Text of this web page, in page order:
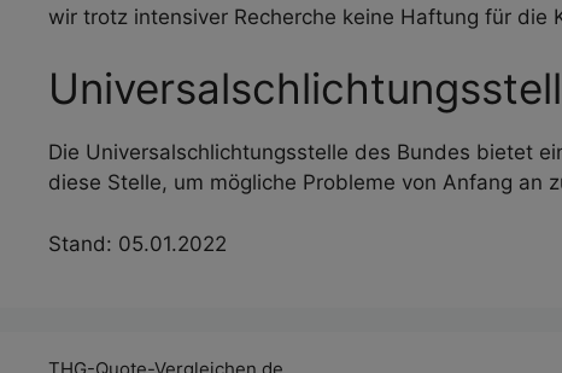
wir trotz intensiver Recherche keine Haftung für
Die Universalschlichtungsstelle des Bundes bietet
diese Stelle, um mögliche Probleme von Anfang an
Stand: 05.01.2022
THG-Quote-Vergleichen.de